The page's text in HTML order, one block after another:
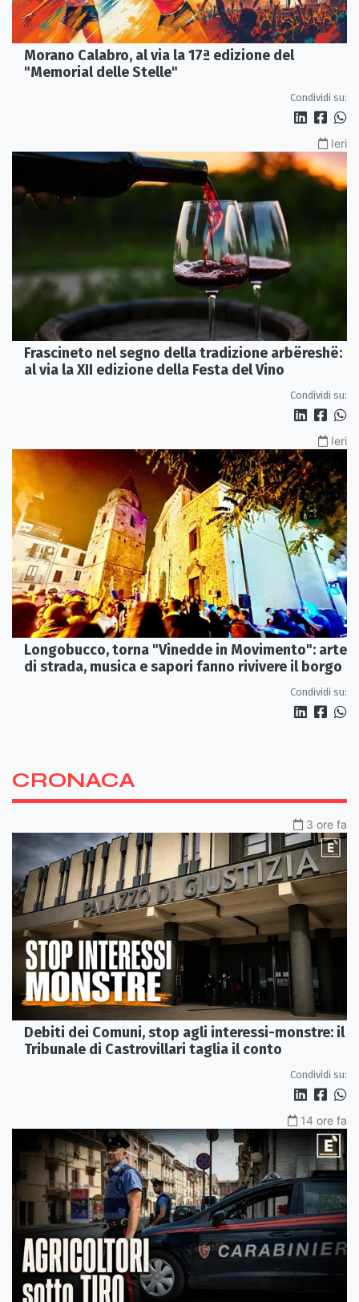
Morano Calabro, al via la 17ª edizione del
"Memorial delle Stelle"
Condividi su:
Ieri
Frascineto nel segno della tradizione arbëreshë:
al via la XII edizione della Festa del Vino
Condividi su:
Ieri
Longobucco, torna "Vinedde in Movimento": arte
di strada, musica e sapori fanno rivivere il borgo
Condividi su:
CRONACA
3 ore fa
Debiti dei Comuni, stop agli interessi-monstre: il
Tribunale di Castrovillari taglia il conto
Condividi su:
14 ore fa